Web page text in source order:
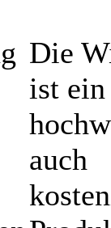
Die
ist ein
auch